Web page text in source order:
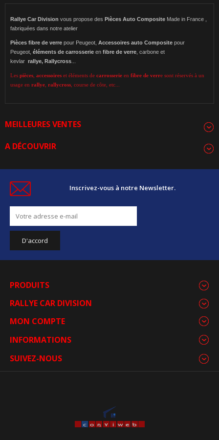
Rallye Car Division vous propose des Pièces Auto Composite Made in France ,
fabriquées dans notre atelier
Pièces fibre de verre pour Peugeot, Accessoires auto Composite pour
Peugeot, éléments de carrosserie en fibre de verre , carbone et
kevlar rallye, Rallycross
Les pièces accessoires et éléments de carrosserie en fibre de verre sont réservés à un
usage en rallye rallycross , course de côte, etc...
MEILLEURES VENTES
A DÉCOUVRIR
Inscrivez-vous à notre Newsletter.
PRODUITS
RALLYE CAR DIVISION
MON COMPTE
INFORMATIONS
SUIVEZ-NOUS